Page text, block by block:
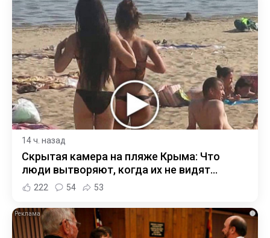
14 ч. назад
Скрытая камера на пляже Крыма: Что
люди вытворяют, когда их не видят...
222 54 53
i